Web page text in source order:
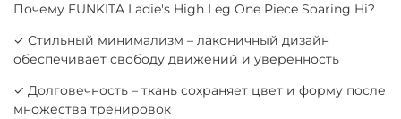
Почему FUNKITA Ladie's High Leg One Piece Soaring Hi?
✓ Стильный минимализм – лаконичный дизайн
обеспечивает свободу движений и уверенность
✓ Долговечность – ткань сохраняет цвет и форму после
множества тренировок